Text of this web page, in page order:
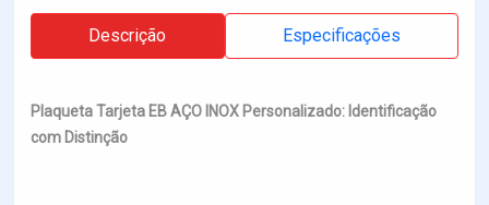
Descrição Especificações
Plaqueta Tarjeta EB AÇO INOX Personalizado: Identificação
com Distinção